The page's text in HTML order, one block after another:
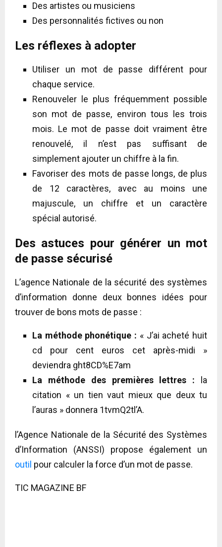
Des artistes ou musiciens
Des personnalités fictives ou non
Les réflexes à adopter
Utiliser un mot de passe différent pour
chaque service.
Renouveler le plus fréquemment possible
son mot de passe, environ tous les trois
mois. Le mot de passe doit vraiment être
renouvelé, il n’est pas suffisant de
simplement ajouter un chiffre à la fin.
Favoriser des mots de passe longs, de plus
de 12 caractères, avec au moins une
majuscule, un chiffre et un caractère
spécial autorisé.
Des astuces pour générer un mot
de passe sécurisé
L’agence Nationale de la sécurité des systèmes
d’information donne deux bonnes idées pour
trouver de bons mots de passe :
La méthode phonétique : « J’ai acheté huit
cd pour cent euros cet après-midi »
deviendra ght8CD%E7am
La méthode des premières lettres : la
citation « un tien vaut mieux que deux tu
l’auras » donnera 1tvmQ2tl’A.
l’Agence Nationale de la Sécurité des Systèmes
d’Information (ANSSI) propose également un
outil pour calculer la force d’un mot de passe.
TIC MAGAZINE BF